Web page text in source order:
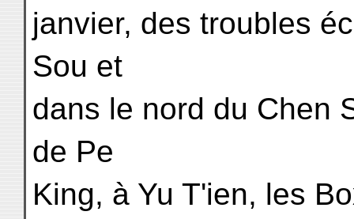
janvier, des troubles
Sou et
dans le nord du Chen
de Pe
King, à Yu T'ien, les